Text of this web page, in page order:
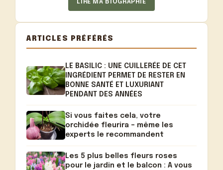
LIRE MA BIOGRAPHIE
ARTICLES PRÉFÉRÉS
LE BASILIC : UNE CUILLERÉE DE CET
INGRÉDIENT PERMET DE RESTER EN
BONNE SANTÉ ET LUXURIANT
PENDANT DES ANNÉES
Si vous faites cela, votre
orchidée fleurira – même les
experts le recommandent
Les 5 plus belles fleurs roses
pour le jardin et le balcon : A vous